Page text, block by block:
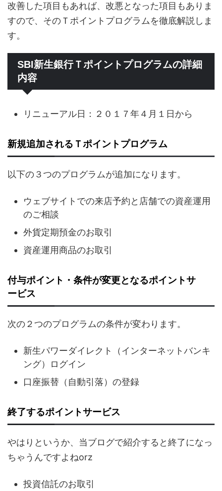
改善した項目もあれば、改悪となった項目もありま
すので、そのＴポイントプログラムを徹底解説しま
す。
SBI新生銀行Ｔポイントプログラムの詳細
内容
リニューアル日：２０１７年４月１日から
新規追加されるＴポイントプログラム
以下の３つのプログラムが追加になります。
ウェブサイトでの来店予約と店舗での資産運用
のご相談
外貨定期預金のお取引
資産運用商品のお取引
付与ポイント・条件が変更となるポイントサ
ービス
次の２つのプログラムの条件が変わります。
新生パワーダイレクト（インターネットバンキ
ング）ログイン
口座振替（自動引落）の登録
終了するポイントサービス
やはりというか、当ブログで紹介すると終了になっ
ちゃうんですよねorz
投資信託のお取引